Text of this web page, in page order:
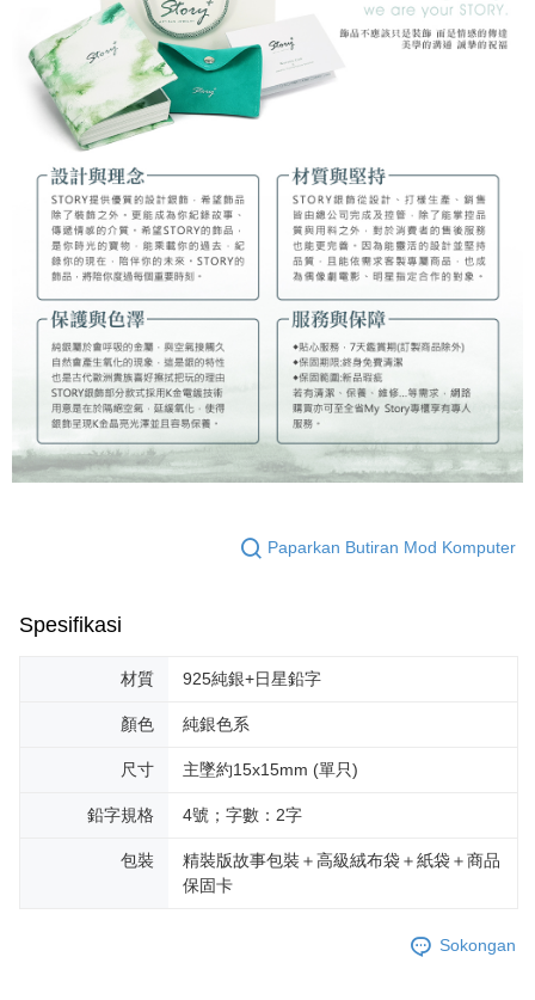
Paparkan Butiran Mod Komputer
Spesifikasi
材質 925純銀+日星鉛字
顏色 純銀色系
尺寸 主墜約15x15mm (單只)
鉛字規格 4號；字數：2字
包裝
精裝版故事包裝＋高級絨布袋＋紙袋＋商品
保固卡
Sokongan